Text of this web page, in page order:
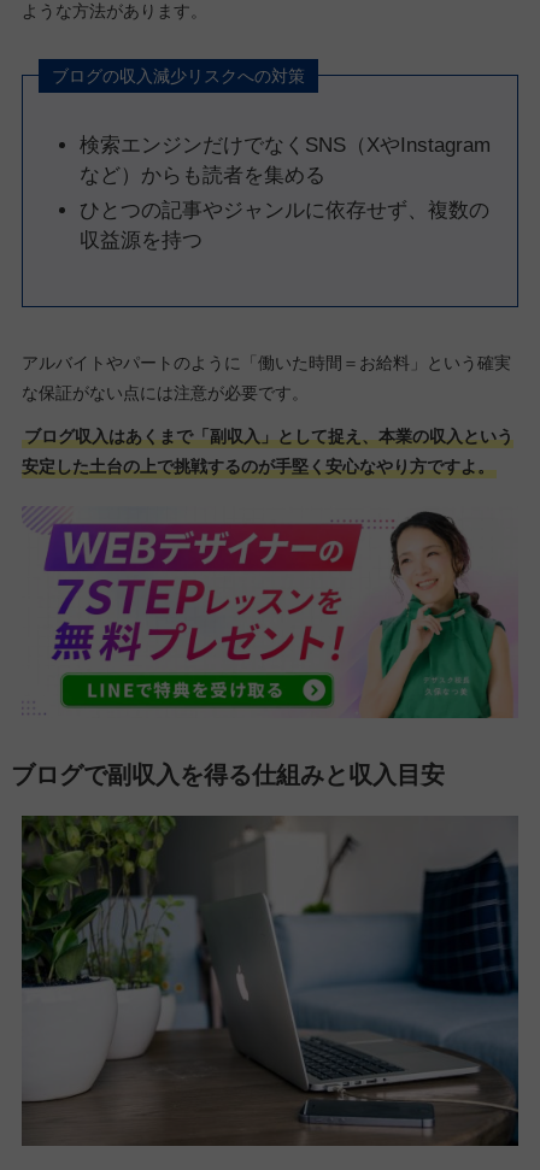
ような方法があります。
ブログの収入減少リスクへの対策
検索エンジンだけでなくSNS（XやInstagram
など）からも読者を集める
ひとつの記事やジャンルに依存せず、複数の
収益源を持つ
アルバイトやパートのように「働いた時間＝お給料」という確実
な保証がない点には注意が必要です。
ブログ収入はあくまで「副収入」として捉え、本業の収入という
安定した土台の上で挑戦するのが手堅く安心なやり方ですよ。
ブログで副収入を得る仕組みと収入目安